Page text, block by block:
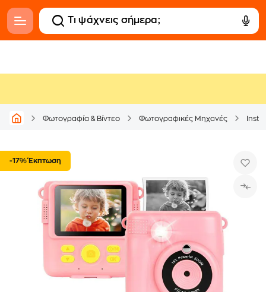
Φωτογραφία & Βίντεο Φωτογραφικές Μηχανές
-17% Έκπτωση